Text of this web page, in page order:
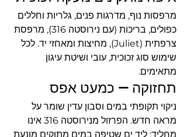
מרפסות נוף, מדרגות פנים, גלריות וחללים
כפולים, בריכות (עם נירוסטה 316), מרפסת
צרפתית (Juliet), מחיצות ומאחזי יד. לכל
שימוש סוג זכוכית, עובי ושיטת עיגון
מתאימים.
תחזוקה — כמעט אפס
ניקוי תקופתי במים וסבון עדין שומר על
מראה חדש. הפרזול מנירוסטה 316 אינו
מחליד; ליד ים שטיפה במים מתוקים מונעת